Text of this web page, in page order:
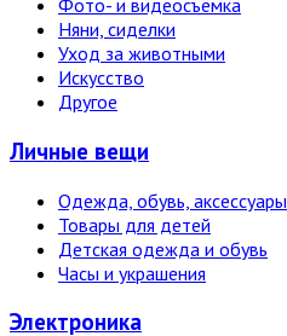
Фото- и видеосъёмка
Няни, сиделки
Уход за животными
Искусство
Другое
Личные вещи
Одежда, обувь, аксессуары
Товары для детей
Детская одежда и обувь
Часы и украшения
Электро­ника